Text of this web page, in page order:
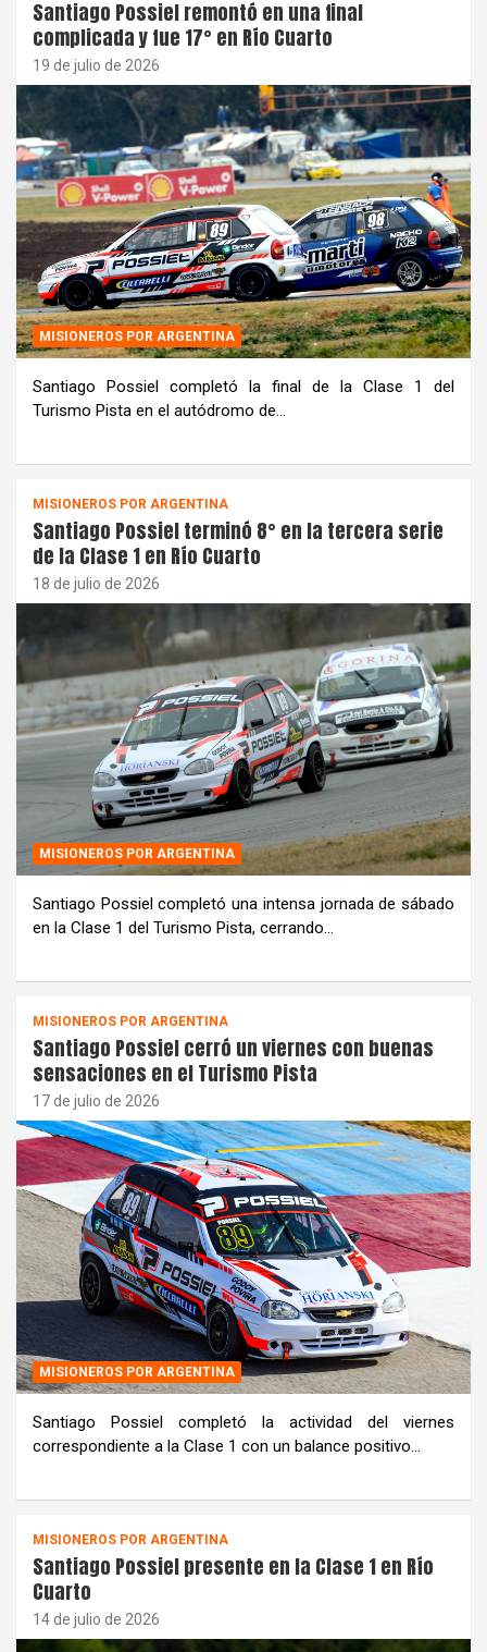
Santiago Possiel remontó en una final
complicada y fue 17° en Río Cuarto
19 de julio de 2026
MISIONEROS POR ARGENTINA
Santiago Possiel completó la final de la Clase 1 del
Turismo Pista en el autódromo de…
MISIONEROS POR ARGENTINA
Santiago Possiel terminó 8° en la tercera serie
de la Clase 1 en Río Cuarto
18 de julio de 2026
MISIONEROS POR ARGENTINA
Santiago Possiel completó una intensa jornada de sábado
en la Clase 1 del Turismo Pista, cerrando…
MISIONEROS POR ARGENTINA
Santiago Possiel cerró un viernes con buenas
sensaciones en el Turismo Pista
17 de julio de 2026
MISIONEROS POR ARGENTINA
Santiago Possiel completó la actividad del viernes
correspondiente a la Clase 1 con un balance positivo…
MISIONEROS POR ARGENTINA
Santiago Possiel presente en la Clase 1 en Río
Cuarto
14 de julio de 2026